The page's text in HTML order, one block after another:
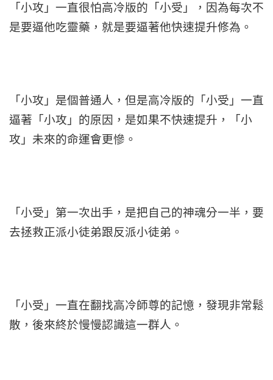
「小攻」一直很怕高冷版的「小受」，因為每次不
是要逼他吃靈藥，就是要逼著他快速提升修為。
「小攻」是個普通人，但是高冷版的「小受」一直
逼著「小攻」的原因，是如果不快速提升，「小
攻」未來的命運會更慘。
「小受」第一次出手，是把自己的神魂分一半，要
去拯救正派小徒弟跟反派小徒弟。
「小受」一直在翻找高冷師尊的記憶，發現非常鬆
散，後來終於慢慢認識這一群人。